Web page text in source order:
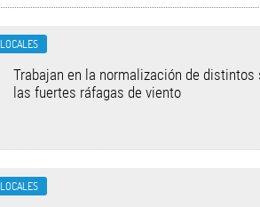
LOCALES
Trabajan en la normalización de
las fuertes ráfagas de viento
LOCALES